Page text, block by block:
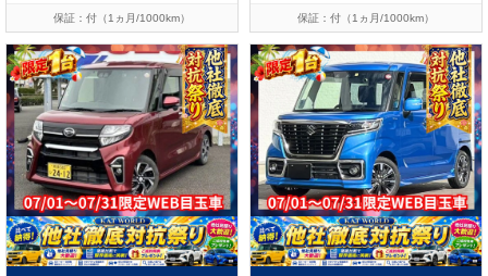
保証：付（1ヵ月/1000km） 保証：付（1ヵ月/1000km）